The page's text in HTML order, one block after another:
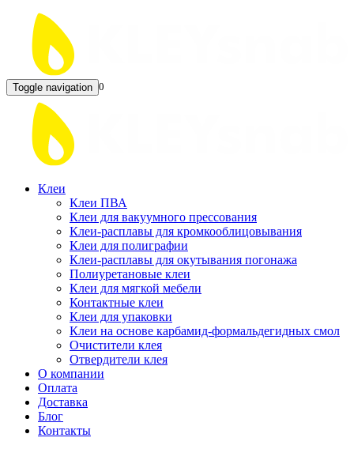
Toggle navigation 0
Клеи
Клеи ПВА
Клеи для вакуумного прессования
Клеи-расплавы для кромкооблицовывания
Клеи для полиграфии
Клеи-расплавы для окутывания погонажа
Полиуретановые клеи
Клеи для мягкой мебели
Контактные клеи
Клеи для упаковки
Клеи на основе карбамид-формальдегидных смол
Очистители клея
Отвердители клея
О компании
Оплата
Доставка
Блог
Контакты